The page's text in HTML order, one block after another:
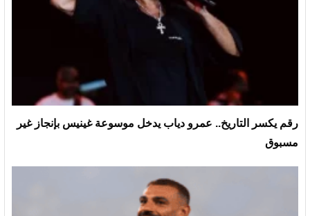
رقم يكسر التاريخ.. عمرو دياب يدخل موسوعة غينيس بإنجاز غير
مسبوق